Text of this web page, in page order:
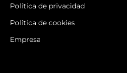
Política de privacidad
Política de cookies
Empresa